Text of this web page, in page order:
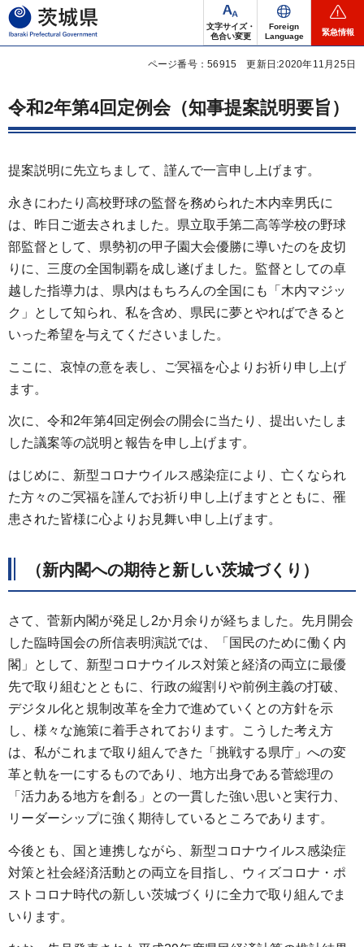
茨城県
文字サイズ・
色合い変更
Foreign
Language
緊急情報
ページ番号：56915 更新日:2020年11月25日
令和2年第4回定例会（知事提案説明要旨）
提案説明に先立ちまして、謹んで一言申し上げます。
永きにわたり高校野球の監督を務められた木内幸男氏に
は、昨日ご逝去されました。県立取手第二高等学校の野球
部監督として、県勢初の甲子園大会優勝に導いたのを皮切
りに、三度の全国制覇を成し遂げました。監督としての卓
越した指導力は、県内はもちろんの全国にも「木内マジッ
ク」として知られ、私を含め、県民に夢とやればできると
いった希望を与えてくださいました。
ここに、哀悼の意を表し、ご冥福を心よりお祈り申し上げ
ます。
次に、令和2年第4回定例会の開会に当たり、提出いたしま
した議案等の説明と報告を申し上げます。
はじめに、新型コロナウイルス感染症により、亡くなられ
た方々のご冥福を謹んでお祈り申し上げますとともに、罹
患された皆様に心よりお見舞い申し上げます。
（新内閣への期待と新しい茨城づくり）
さて、菅新内閣が発足し2か月余りが経ちました。先月開会
した臨時国会の所信表明演説では、「国民のために働く内
閣」として、新型コロナウイルス対策と経済の両立に最優
先で取り組むとともに、行政の縦割りや前例主義の打破、
デジタル化と規制改革を全力で進めていくとの方針を示
し、様々な施策に着手されております。こうした考え方
は、私がこれまで取り組んできた「挑戦する県庁」への変
革と軌を一にするものであり、地方出身である菅総理の
「活力ある地方を創る」との一貫した強い思いと実行力、
リーダーシップに強く期待しているところであります。
今後とも、国と連携しながら、新型コロナウイルス感染症
対策と社会経済活動との両立を目指し、ウィズコロナ・ポ
ストコロナ時代の新しい茨城づくりに全力で取り組んでま
いります。